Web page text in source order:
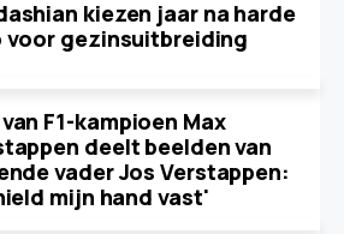
kiezen jaar na harde
voor gezinsuitbreiding
F1-kampioen Max
deelt beelden van
vader Jos Verstappen:
mijn hand vast'